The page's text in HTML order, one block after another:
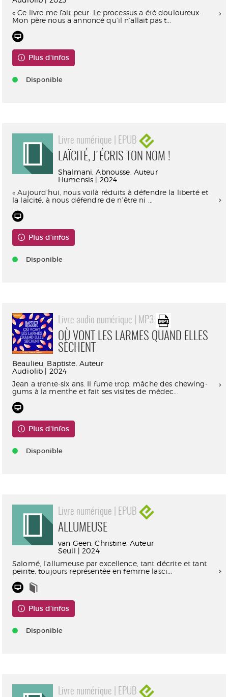
« Ce livre me fait peur. Le processus a été douloureux.
Mon père nous a annoncé qu’il n’allait pas t...
Plus d'infos
Disponible
Livre numérique | EPUB
LAÏCITÉ, J'ÉCRIS TON NOM !
Shalmani, Abnousse. Auteur
Humensis | 2024
« Aujourd’hui, nous voilà réduits à défendre la liberté et
la laïcité, à nous défendre de n’être ni ...
Plus d'infos
Disponible
Livre audio numérique | MP3
OÙ VONT LES LARMES QUAND ELLES
SÈCHENT
Beaulieu, Baptiste. Auteur
Audiolib | 2024
Jean a trente-six ans. Il fume trop, mâche des chewing-
gums à la menthe et fait ses visites de médec...
Plus d'infos
Disponible
Livre numérique | EPUB
ALLUMEUSE
van Geen, Christine. Auteur
Seuil | 2024
Salomé, l’allumeuse par excellence, tant décrite et tant
peinte, toujours représentée en femme lasci...
Plus d'infos
Disponible
Livre numérique | EPUB